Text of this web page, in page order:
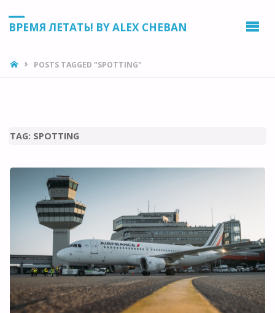
ВРЕМЯ ЛЕТАТЬ! BY ALEX CHEBAN
HOMEPOSTS TAGGED "SPOTTING"
TAG: SPOTTING